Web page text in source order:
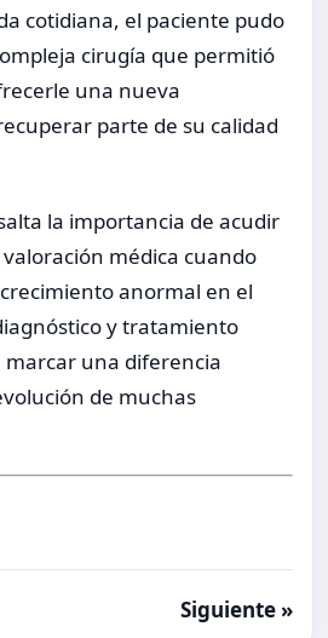
cotidiana, el paciente pudo
cirugía que permitió
una nueva
parte de su calidad
la importancia de acudir
médica cuando
anormal en el
y tratamiento
una diferencia
de muchas
Siguiente »